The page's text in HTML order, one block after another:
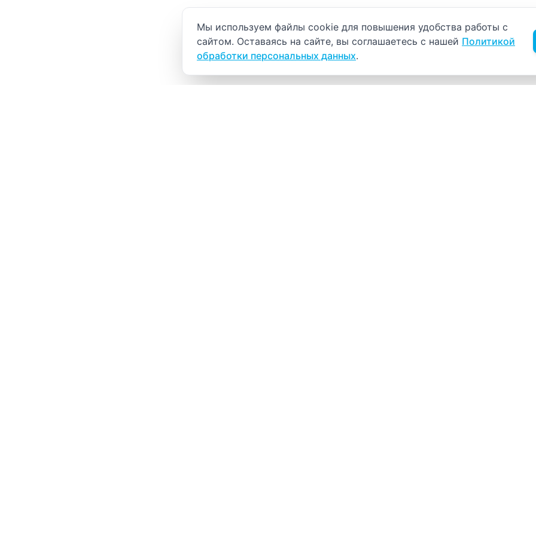
Уведомление об использовании cookie
Мы используем файлы cookie для повышения удобства работы с
сайтом. Оставаясь на сайте, вы соглашаетесь с нашей Политикой
обработки персональных данных.